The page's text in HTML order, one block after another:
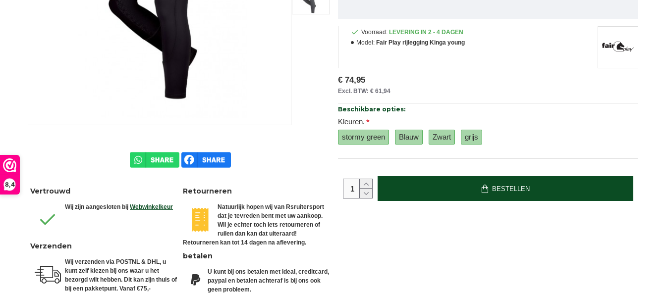
8,4
Vertrouwd
Wij zijn aangesloten bij Webwinkelkeur
Verzenden
Wij verzenden via POSTNL & DHL, u
kunt zelf kiezen bij ons waar u het
bezorgd wilt hebben. Dit kan zijn thuis of
bij een pakketpunt. Vanaf €75,-
Retourneren
Natuurlijk hopen wij van Rsruitersport
dat je tevreden bent met uw aankoop.
Wil je echter toch iets retourneren of
ruilen dan kan dat uiteraard!
Retourneren kan tot 14 dagen na aflevering.
betalen
U kunt bij ons betalen met ideal, creditcard,
paypal en betalen achteraf is bij ons ook
geen probleem.
Voorraad: LEVERING IN 2 - 4 DAGEN
Model: Fair Play rijlegging Kinga young
€ 74,95
Excl. BTW: € 61,94
Beschikbare opties:
Kleuren.
stormy green
Blauw Zwart grijs
BESTELLEN